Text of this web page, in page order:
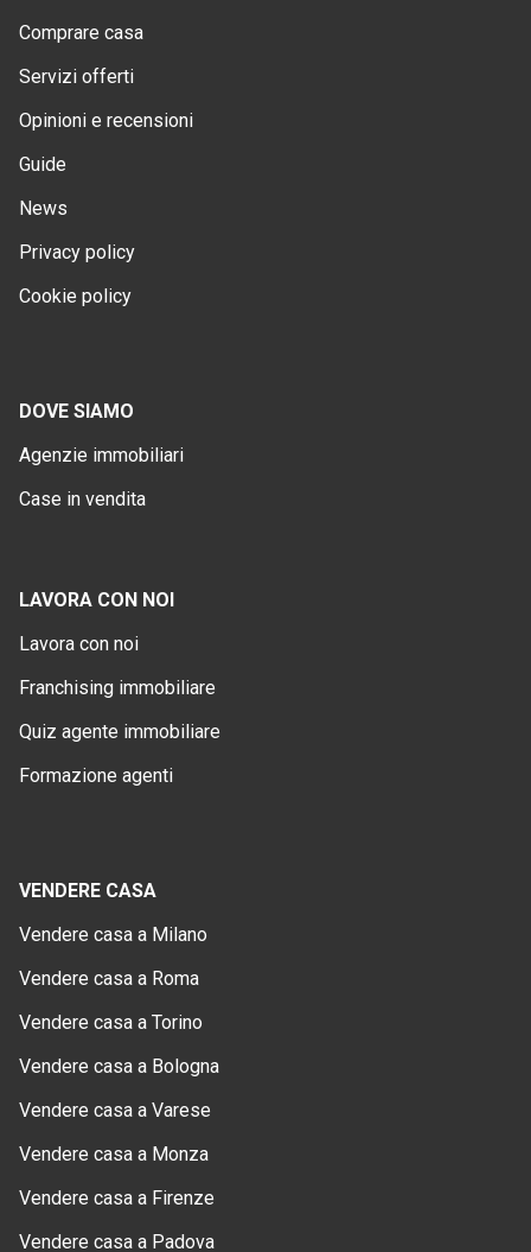
Comprare casa
Servizi offerti
Opinioni e recensioni
Guide
News
Privacy policy
Cookie policy
DOVE SIAMO
Agenzie immobiliari
Case in vendita
LAVORA CON NOI
Lavora con noi
Franchising immobiliare
Quiz agente immobiliare
Formazione agenti
VENDERE CASA
Vendere casa a Milano
Vendere casa a Roma
Vendere casa a Torino
Vendere casa a Bologna
Vendere casa a Varese
Vendere casa a Monza
Vendere casa a Firenze
Vendere casa a Padova